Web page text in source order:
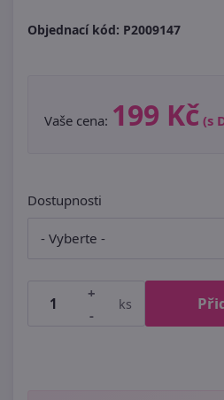
Objednací kód: P2009147
Vaše cena: 199 Kč (s
Dostupnosti
+
-
ks